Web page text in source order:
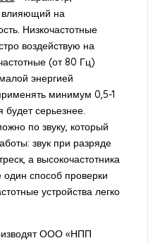
влияющий на
Низкочастотные
воздействую на
(от 80 Гц)
энергией
минимум 0,5-1
будет серьезнее.
по звуку, который
звук при разряде
а высокочастотника
способ проверки
устройства легко
ООО «НПП